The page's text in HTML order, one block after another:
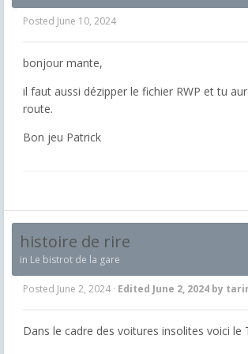
Posted June 10, 2024
bonjour mante,
il faut aussi dézipper le fichier RWP et tu
route.
Bon jeu Patrick
histoire de rire
in Le bistrot de la gare
Posted June 2, 2024 · Edited June 2, 2024 by
Dans le cadre des voitures insolites voici le